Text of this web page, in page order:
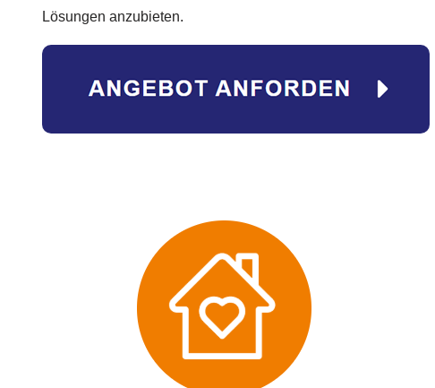
Lösungen anzubieten.